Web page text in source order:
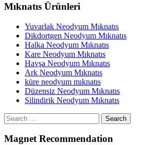
Mıknatıs Ürünleri
Yuvarlak Neodyum Mıknatıs
Dikdortgen Neodyum Mıknatıs
Halka Neodyum Mıknatıs
Kare Neodyum Mıknatıs
Havşa Neodyum Mıknatıs
Ark Neodyum Mıknatıs
küre neodyum mıknatıs
Düzensiz Neodyum Mıknatıs
Silindirik Neodyum Mıknatıs
Search
Magnet Recommendation